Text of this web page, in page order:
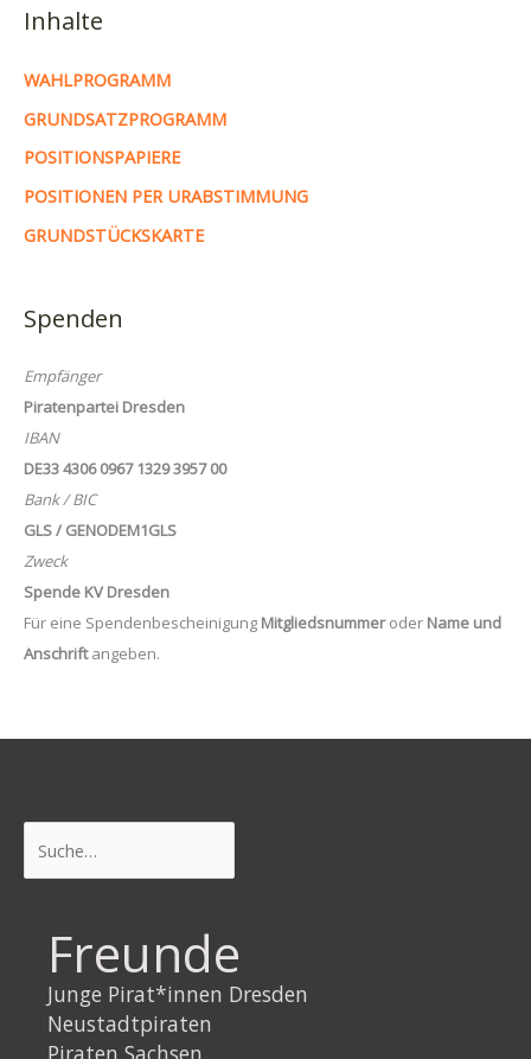
Inhalte
WAHLPROGRAMM
GRUNDSATZPROGRAMM
POSITIONSPAPIERE
POSITIONEN PER URABSTIMMUNG
GRUNDSTÜCKSKARTE
Spenden
Empfänger
Piratenpartei Dresden
IBAN
DE33 4306 0967 1329 3957 00
Bank / BIC
GLS / GENODEM1GLS
Zweck
Spende KV Dresden
Für eine Spendenbescheinigung Mitgliedsnummeroder Name und
Anschriftangeben.
Freunde
Junge Pirat*innen Dresden
Neustadtpiraten
Piraten Sachsen